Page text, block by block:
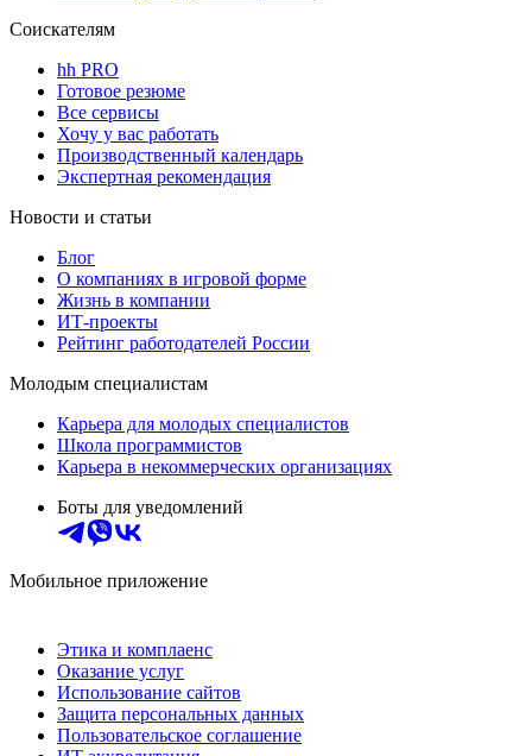
Соискателям
hh PRO
Готовое резюме
Все сервисы
Хочу у вас работать
Производственный календарь
Экспертная рекомендация
Новости и статьи
Блог
О компаниях в игровой форме
Жизнь в компании
ИТ-проекты
Рейтинг работодателей России
Молодым специалистам
Карьера для молодых специалистов
Школа программистов
Карьера в некоммерческих организациях
Боты для уведомлений
Мобильное приложение
Этика и комплаенс
Оказание услуг
Использование сайтов
Защита персональных данных
Пользовательское соглашение